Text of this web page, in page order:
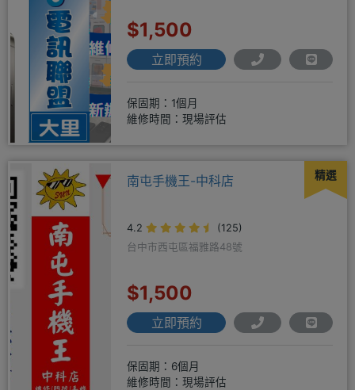
$1,500
立即預約
保固期：1個月
維修時間：現場評估
精選
南屯手機王-中科店
4.2
(125)
台中市西屯區福雅路48號
$1,500
立即預約
保固期：6個月
維修時間：現場評估